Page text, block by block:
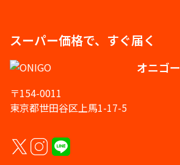
スーパー価格で、すぐ届く
オニゴー
〒154-0011
東京都世田谷区上馬1-17-5